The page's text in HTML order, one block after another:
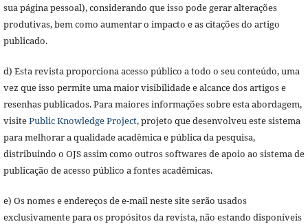
sua página pessoal), considerando que isso pode gerar alterações
produtivas, bem como aumentar o impacto e as citações do artigo
publicado.
d) Esta revista proporciona acesso público a todo o seu conteúdo, uma
vez que isso permite uma maior visibilidade e alcance dos artigos e
resenhas publicados. Para maiores informações sobre esta abordagem,
visitePublic Knowledge Project, projeto que desenvolveu este sistema
para melhorar a qualidade acadêmica e pública da pesquisa,
distribuindo o OJS assim como outros softwares de apoio ao sistema de
publicação de acesso público a fontes acadêmicas.
e) Os nomes e endereços de e-mail neste site serão usados
exclusivamente para os propósitos da revista, não estando disponíveis